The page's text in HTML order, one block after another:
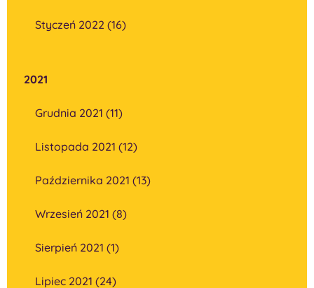
Styczeń 2022 (16)
2021
Grudnia 2021 (11)
Listopada 2021 (12)
Października 2021 (13)
Wrzesień 2021 (8)
Sierpień 2021 (1)
Lipiec 2021 (24)